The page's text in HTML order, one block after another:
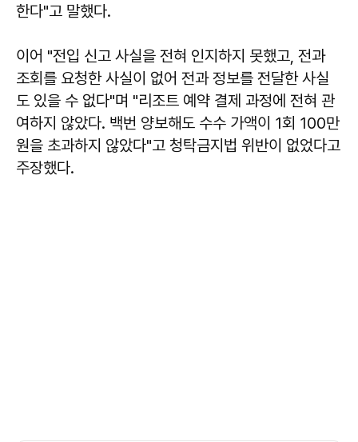
한다"고 말했다.
이어 "전입 신고 사실을 전혀 인지하지 못했고, 전과
조회를 요청한 사실이 없어 전과 정보를 전달한 사실
도 있을 수 없다"며 "리조트 예약 결제 과정에 전혀 관
여하지 않았다. 백번 양보해도 수수 가액이 1회 100만
원을 초과하지 않았다"고 청탁금지법 위반이 없었다고
주장했다.